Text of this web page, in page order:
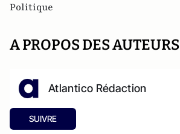
Politique
A PROPOS DES AUTEURS
Atlantico Rédaction
SUIVRE